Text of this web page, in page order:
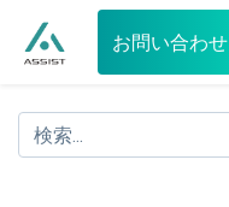
お問い合わせ